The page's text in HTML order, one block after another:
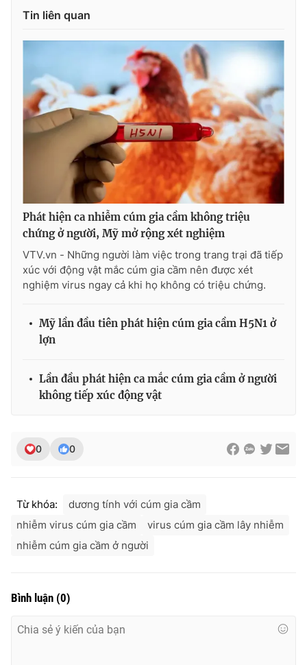
Tin liên quan
Phát hiện ca nhiễm cúm gia cầm không triệu
chứng ở người, Mỹ mở rộng xét nghiệm
VTV.vn - Những người làm việc trong trang trại đã tiếp
xúc với động vật mắc cúm gia cầm nên được xét
nghiệm virus ngay cả khi họ không có triệu chứng.
Mỹ lần đầu tiên phát hiện cúm gia cầm H5N1 ở
lợn
Lần đầu phát hiện ca mắc cúm gia cầm ở người
không tiếp xúc động vật
0 0
Từ khóa:
dương tính với cúm gia cầm
nhiễm virus cúm gia cầm
virus cúm gia cầm lây nhiễm
nhiễm cúm gia cầm ở người
Bình luận (0)